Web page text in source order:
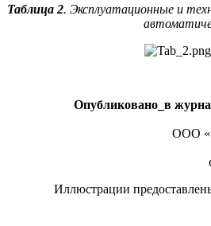
Таблица 2. Эксплуатационные и
Опубликовано_в
ООО
Иллюстрации